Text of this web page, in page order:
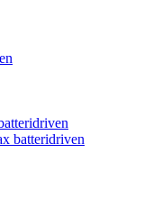
batteridriven